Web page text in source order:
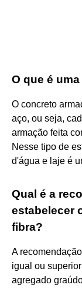
O que é
O concreto
aço, ou seja,
armação feita
Nesse tipo de
d'água e laje é
Qual é a
estabelecer
fibra?
A
igual ou
agregado